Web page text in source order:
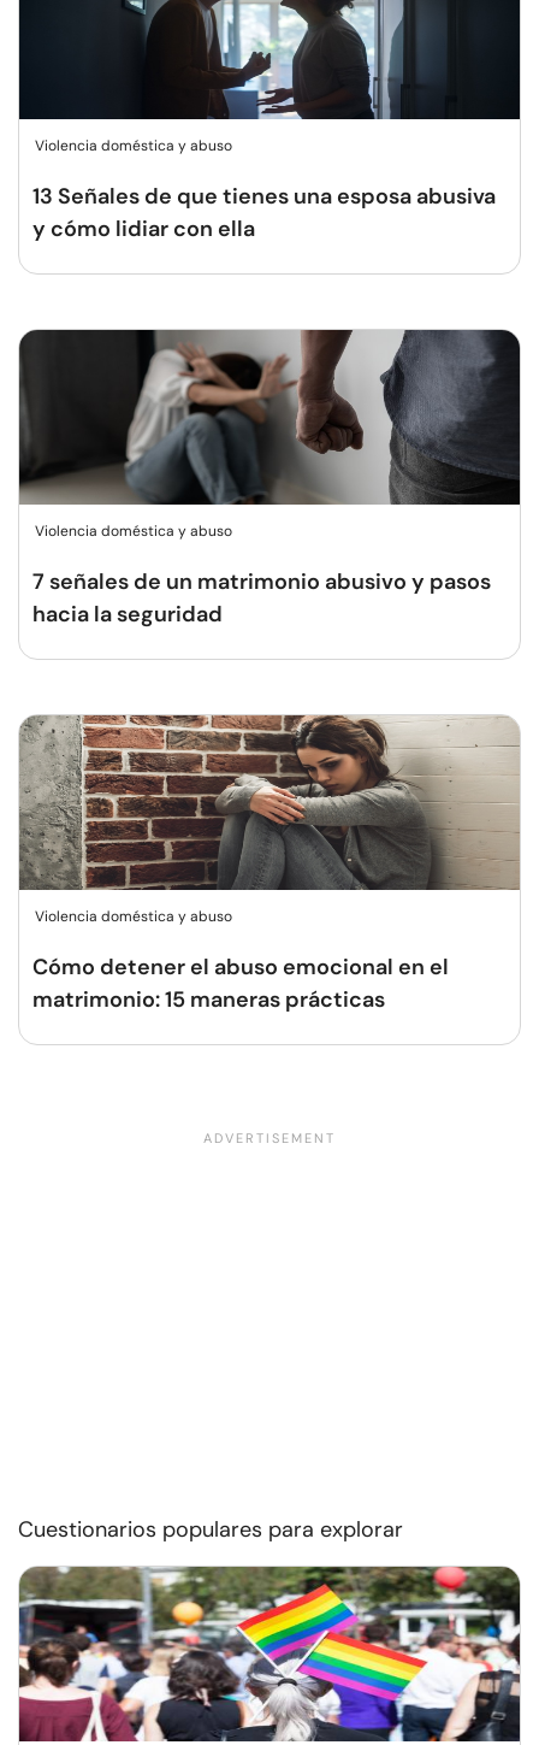
Violencia doméstica y abuso
13 Señales de que tienes una esposa abusiva
y cómo lidiar con ella
Violencia doméstica y abuso
7 señales de un matrimonio abusivo y pasos
hacia la seguridad
Violencia doméstica y abuso
Cómo detener el abuso emocional en el
matrimonio: 15 maneras prácticas
Cuestionarios populares para explorar